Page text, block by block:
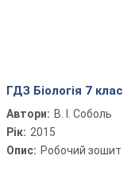
ГДЗ Біологія 7 клас
Автори: В. І. Соболь
Рік: 2015
Опис: Робочий зошит